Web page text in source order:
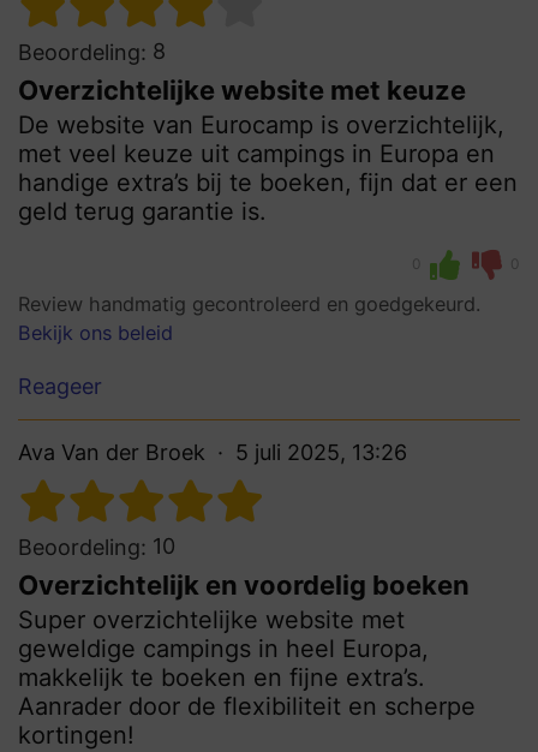
Beoordeling: 8
Overzichtelijke website met keuze
De website van Eurocamp is overzichtelijk,
met veel keuze uit campings in Europa en
handige extra’s bij te boeken, fijn dat er een
geld terug garantie is.
0 0
Review handmatig gecontroleerd en goedgekeurd.
Bekijk ons beleid
Reageer
Ava Van der Broek 5 juli 2025, 13:26
Beoordeling: 10
Overzichtelijk en voordelig boeken
Super overzichtelijke website met
geweldige campings in heel Europa,
makkelijk te boeken en fijne extra’s.
Aanrader door de flexibiliteit en scherpe
kortingen!